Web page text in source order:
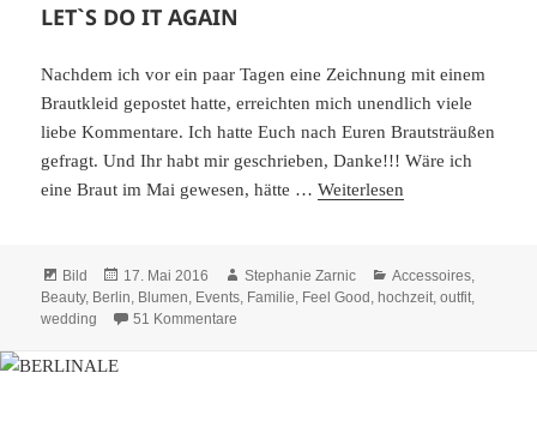
LET`S DO IT AGAIN
Nachdem ich vor ein paar Tagen eine Zeichnung mit einem
Brautkleid gepostet hatte, erreichten mich unendlich viele
liebe Kommentare. Ich hatte Euch nach Euren Brautsträußen
gefragt. Und Ihr habt mir geschrieben, Danke!!! Wäre ich
eine Braut im Mai gewesen, hätte …Weiterlesen
Format
Bild
Veröffentlicht
am
17. Mai 2016 Autor
Stephanie Zarnic Kategorien
Accessoires,
Beauty, Berlin, Blumen, Events, Familie, Feel Good , hochzeit,outfit,
wedding
51 Kommentare